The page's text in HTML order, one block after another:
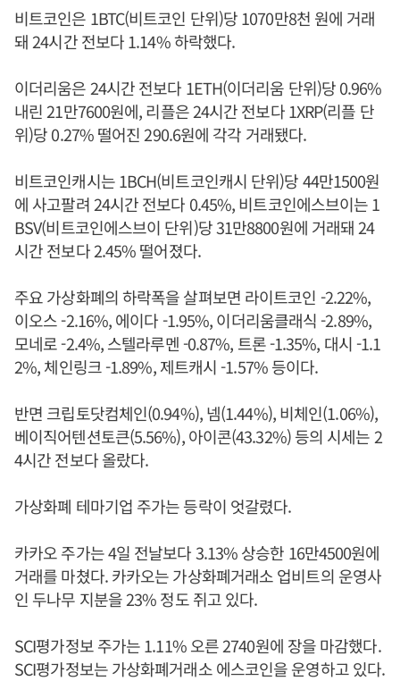
비트코인은 1BTC(비트코인 단위)당 1070만8천 원에 거래
돼 24시간 전보다 1.14% 하락했다.
이더리움은 24시간 전보다 1ETH(이더리움 단위)당 0.96%
내린 21만7600원에, 리플은 24시간 전보다 1XRP(리플 단
위)당 0.27% 떨어진 290.6원에 각각 거래됐다.
비트코인캐시는 1BCH(비트코인캐시 단위)당 44만1500원
에 사고팔려 24시간 전보다 0.45%, 비트코인에스브이는 1
BSV(비트코인에스브이 단위)당 31만8800원에 거래돼 24
시간 전보다 2.45% 떨어졌다.
주요 가상화폐의 하락폭을 살펴보면 라이트코인 -2.22%,
이오스 -2.16%, 에이다 -1.95%, 이더리움클래식 -2.89%,
모네로 -2.4%, 스텔라루멘 -0.87%, 트론 -1.35%, 대시 -1.1
2%, 체인링크 -1.89%, 제트캐시 -1.57% 등이다.
반면 크립토닷컴체인(0.94%), 넴(1.44%), 비체인(1.06%),
베이직어텐션토큰(5.56%), 아이콘(43.32%) 등의 시세는 2
4시간 전보다 올랐다.
가상화폐 테마기업 주가는 등락이 엇갈렸다.
카카오 주가는 4일 전날보다 3.13% 상승한 16만4500원에
거래를 마쳤다. 카카오는 가상화폐거래소 업비트의 운영사
인 두나무 지분을 23% 정도 쥐고 있다.
SCI평가정보 주가는 1.11% 오른 2740원에 장을 마감했다.
SCI평가정보는 가상화폐거래소 에스코인을 운영하고 있다.